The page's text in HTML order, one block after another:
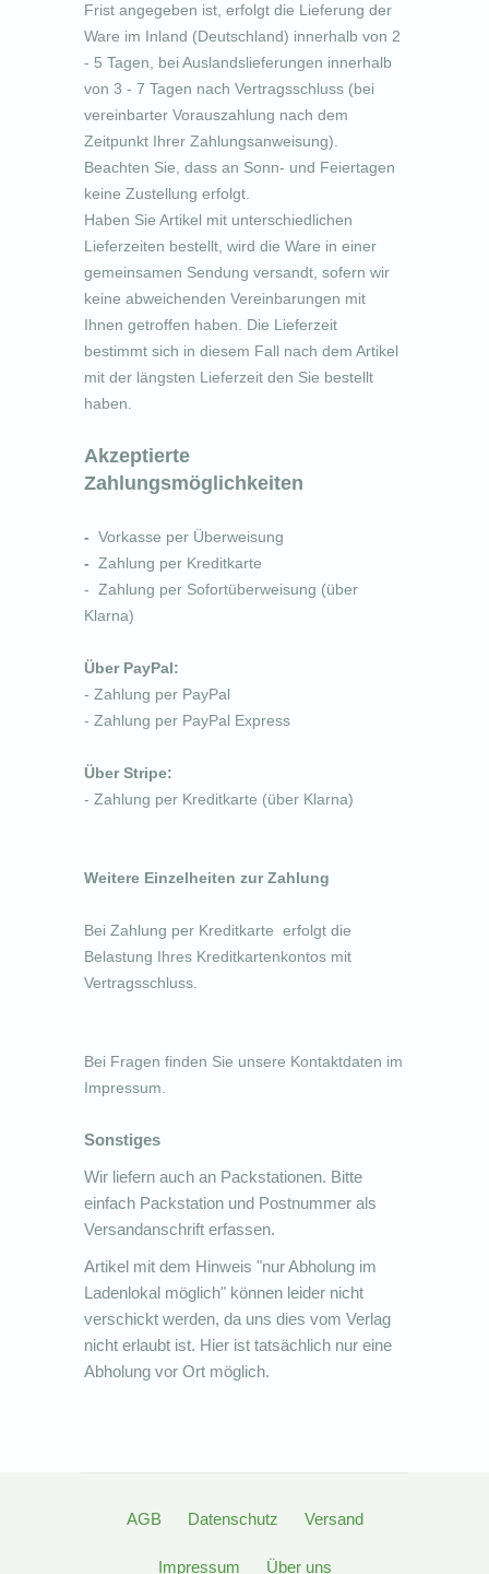
Frist angegeben ist, erfolgt die Lieferung der
Ware im Inland (Deutschland) innerhalb von 2
- 5 Tagen, bei Auslandslieferungen innerhalb
von 3 - 7 Tagen nach Vertragsschluss (bei
vereinbarter Vorauszahlung nach dem
Zeitpunkt Ihrer Zahlungsanweisung).
Beachten Sie, dass an Sonn- und Feiertagen
keine Zustellung erfolgt.
Haben Sie Artikel mit unterschiedlichen
Lieferzeiten bestellt, wird die Ware in einer
gemeinsamen Sendung versandt, sofern wir
keine abweichenden Vereinbarungen mit
Ihnen getroffen haben.
Die Lieferzeit
bestimmt sich in diesem Fall nach dem Artikel
mit der längsten Lieferzeit den Sie bestellt
haben.
Akzeptierte
Zahlungsmöglichkeiten
-Vorkasse per Überweisung
-Zahlung per Kreditkarte
- Zahlung per Sofortüberweisung (über
Klarna)
Über PayPal:
- Zahlung per PayPal
- Zahlung per PayPal Express
Über Stripe:
- Zahlung per Kreditkarte (über Klarna)
Weitere Einzelheiten zur Zahlung
Bei Zahlung per Kreditkarte erfolgt die
Belastung Ihres Kreditkartenkontos mit
Vertragsschluss.
Bei Fragen finden Sie unsere Kontaktdaten im
Impressum.
Sonstiges
Wir liefern auch an Packstationen. Bitte
einfach Packstation und Postnummer als
Versandanschrift erfassen.
Artikel mit dem Hinweis "nur Abholung im
Ladenlokal möglich" können leider nicht
verschickt werden, da uns dies vom Verlag
nicht erlaubt ist. Hier ist tatsächlich nur eine
Abholung vor Ort möglich.
AGB Datenschutz Versand
Impressum Über uns